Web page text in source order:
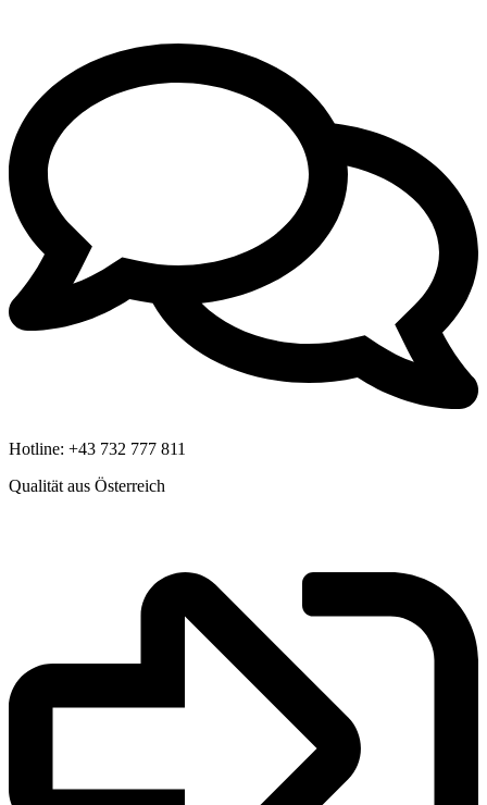
Hotline: +43 732 777 811
Qualität aus Österreich